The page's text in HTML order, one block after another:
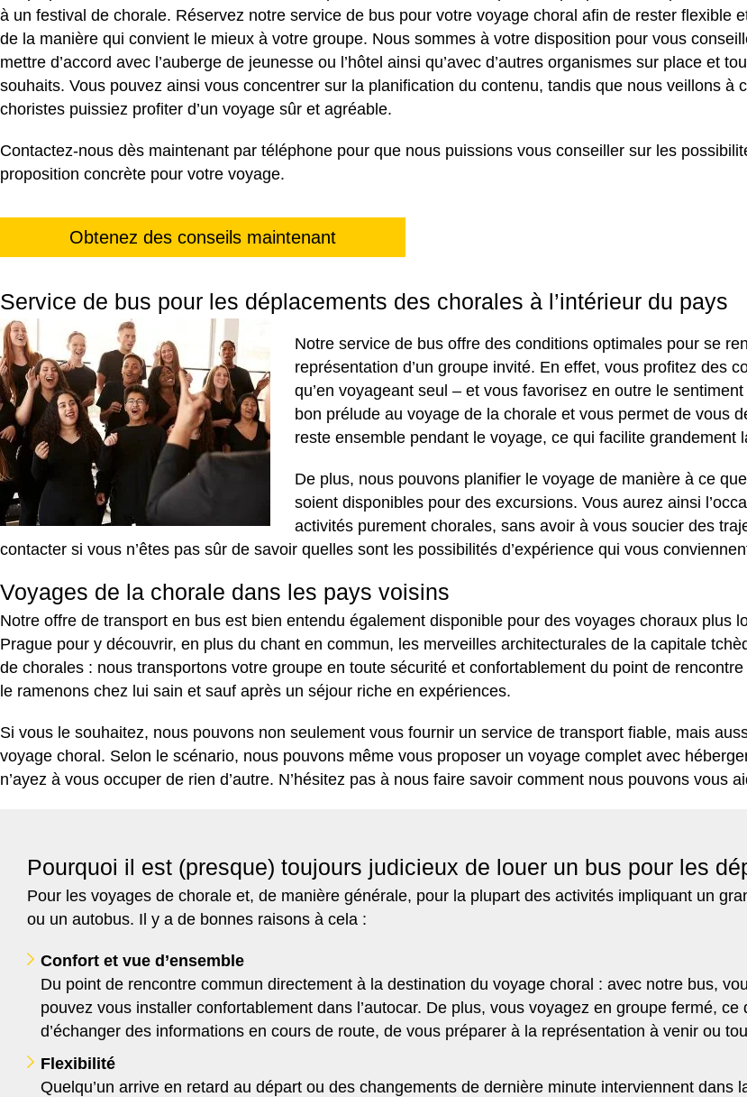
à un festival de chorale. Réservez notre service de bus pour votre voyage choral afin de rester flexible
de la manière qui convient le mieux à votre groupe. Nous sommes à votre disposition pour vous
mettre d’accord avec l’auberge de jeunesse ou l’hôtel ainsi qu’avec d’autres organismes sur place et
souhaits. Vous pouvez ainsi vous concentrer sur la planification du contenu, tandis que nous veillons à
choristes puissiez profiter d’un voyage sûr et agréable.
Contactez-nous dès maintenant par téléphone pour que nous puissions vous conseiller sur les
proposition concrète pour votre voyage.
Obtenez des conseils maintenant
Service de bus pour les déplacements des chorales à l’intérieur du pays
Notre service de bus offre des conditions optimales pour se
représentation d’un groupe invité. En effet, vous profitez des
qu’en voyageant seul – et vous favorisez en outre le
bon prélude au voyage de la chorale et vous permet de vous
reste ensemble pendant le voyage, ce qui facilite
De plus, nous pouvons planifier le voyage de manière à ce
soient disponibles pour des excursions. Vous aurez ainsi
activités purement chorales, sans avoir à vous soucier des
contacter si vous n’êtes pas sûr de savoir quelles sont les possibilités d’expérience qui vous
Voyages de la chorale dans les pays voisins
Notre offre de transport en bus est bien entendu également disponible pour des voyages choraux plus
Prague pour y découvrir, en plus du chant en commun, les merveilles architecturales de la capitale
de chorales : nous transportons votre groupe en toute sécurité et confortablement du point de
le ramenons chez lui sain et sauf après un séjour riche en expériences.
Si vous le souhaitez, nous pouvons non seulement vous fournir un service de transport fiable, mais
voyage choral. Selon le scénario, nous pouvons même vous proposer un voyage complet avec
n’ayez à vous occuper de rien d’autre. N’hésitez pas à nous faire savoir comment nous pouvons vous
Pourquoi il est (presque) toujours judicieux de louer un bus pour les
Pour les voyages de chorale et, de manière générale, pour la plupart des activités impliquant un
ou un autobus. Il y a de bonnes raisons à cela :
Confort et vue d’ensemble
Du point de rencontre commun directement à la destination du voyage choral : avec notre bus,
pouvez vous installer confortablement dans l’autocar. De plus, vous voyagez en groupe fermé,
d’échanger des informations en cours de route, de vous préparer à la représentation à venir ou
Flexibilité
Quelqu’un arrive en retard au départ ou des changements de dernière minute interviennent